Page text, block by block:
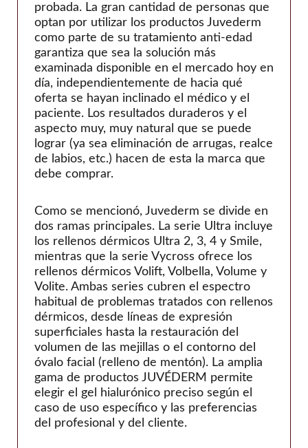
probada. La gran cantidad de personas que
optan por utilizar los productos Juvederm
como parte de su tratamiento anti-edad
garantiza que sea la solución más
examinada disponible en el mercado hoy en
día, independientemente de hacia qué
oferta se hayan inclinado el médico y el
paciente. Los resultados duraderos y el
aspecto muy, muy natural que se puede
lograr (ya sea eliminación de arrugas, realce
de labios, etc.) hacen de esta la marca que
debe comprar.
Como se mencionó, Juvederm se divide en
dos ramas principales. La serie Ultra incluye
los rellenos dérmicos Ultra 2, 3, 4 y Smile,
mientras que la serie Vycross ofrece los
rellenos dérmicos Volift, Volbella, Volume y
Volite. Ambas series cubren el espectro
habitual de problemas tratados con rellenos
dérmicos, desde líneas de expresión
superficiales hasta la restauración del
volumen de las mejillas o el contorno del
óvalo facial (relleno de mentón). La amplia
gama de productos JUVÉDERM permite
elegir el gel hialurónico preciso según el
caso de uso específico y las preferencias
del profesional y del cliente.